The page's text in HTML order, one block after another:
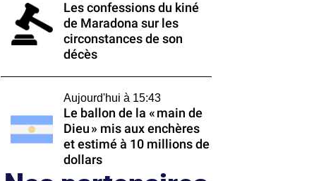
Les confessions du kiné
de Maradona sur les
circonstances de son
décès
Aujourd'hui à 15:43
Le ballon de la « main de
Dieu » mis aux enchères
et estimé à 10 millions de
dollars